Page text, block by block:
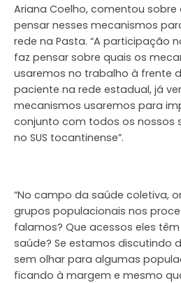
Ariana Coelho, comentou
pensar nesses mecanismos
rede na Pasta. “A participação
faz pensar sobre quais os
usaremos no trabalho à frente
paciente na rede estadual, já
mecanismos usaremos para
conjunto com todos os nossos
no SUS tocantinense”.
“No campo da saúde coletiva,
grupos populacionais nos
falamos? Que acessos eles
saúde? Se estamos discutindo
sem olhar para algumas
ficando à margem e mesmo